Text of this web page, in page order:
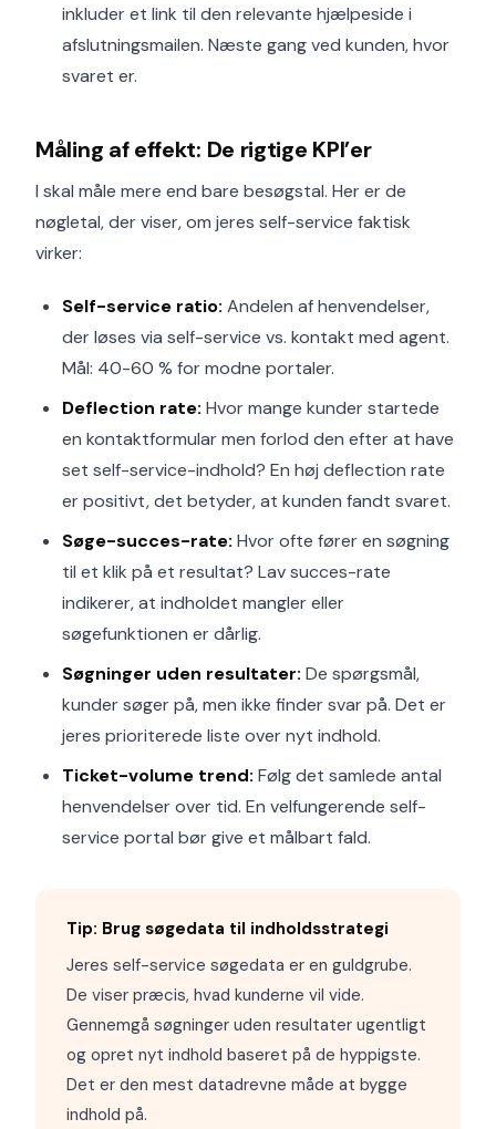
inkluder et link til den relevante hjælpeside i
afslutningsmailen. Næste gang ved kunden, hvor
svaret er.
Måling af effekt: De rigtige KPI’er
I skal måle mere end bare besøgstal. Her er de
nøgletal, der viser, om jeres self-service faktisk
virker:
Self-service ratio: Andelen af henvendelser,
der løses via self-service vs. kontakt med agent.
Mål: 40-60 % for modne portaler.
Deflection rate: Hvor mange kunder startede
en kontaktformular men forlod den efter at have
set self-service-indhold? En høj deflection rate
er positivt, det betyder, at kunden fandt svaret.
Søge-succes-rate: Hvor ofte fører en søgning
til et klik på et resultat? Lav succes-rate
indikerer, at indholdet mangler eller
søgefunktionen er dårlig.
Søgninger uden resultater: De spørgsmål,
kunder søger på, men ikke finder svar på. Det er
jeres prioriterede liste over nyt indhold.
Ticket-volume trend: Følg det samlede antal
henvendelser over tid. En velfungerende self-
service portal bør give et målbart fald.
Tip: Brug søgedata til indholdsstrategi
Jeres self-service søgedata er en guldgrube.
De viser præcis, hvad kunderne vil vide.
Gennemgå søgninger uden resultater ugentligt
og opret nyt indhold baseret på de hyppigste.
Det er den mest datadrevne måde at bygge
indhold på.